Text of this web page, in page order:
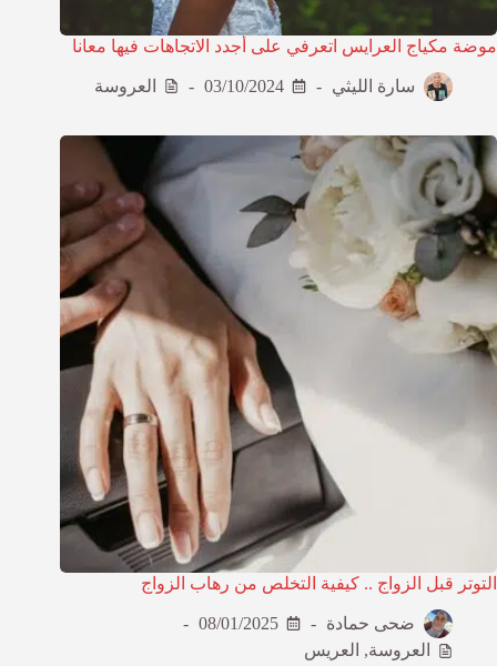
موضة مكياج العرايس اتعرفي على أجدد الاتجاهات فيها معانا
سارة الليثي 03/10/2024 العروسة
التوتر قبل الزواج .. كيفية التخلص من رهاب الزواج
ضحى حمادة
08/01/2025
العروسة, العريس